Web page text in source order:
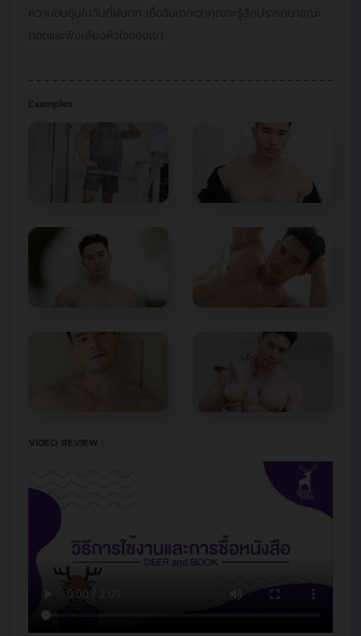
ความอบอุ่นในวันที่ฝนตก เชื่อฉันเถอะว่าคุณจะรู้สึกปรารถนาขณะ
กอดและฟังเสียงหัวใจของเขา
Examples :
VIDEO REVIEW :